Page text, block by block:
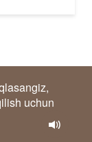
uchun